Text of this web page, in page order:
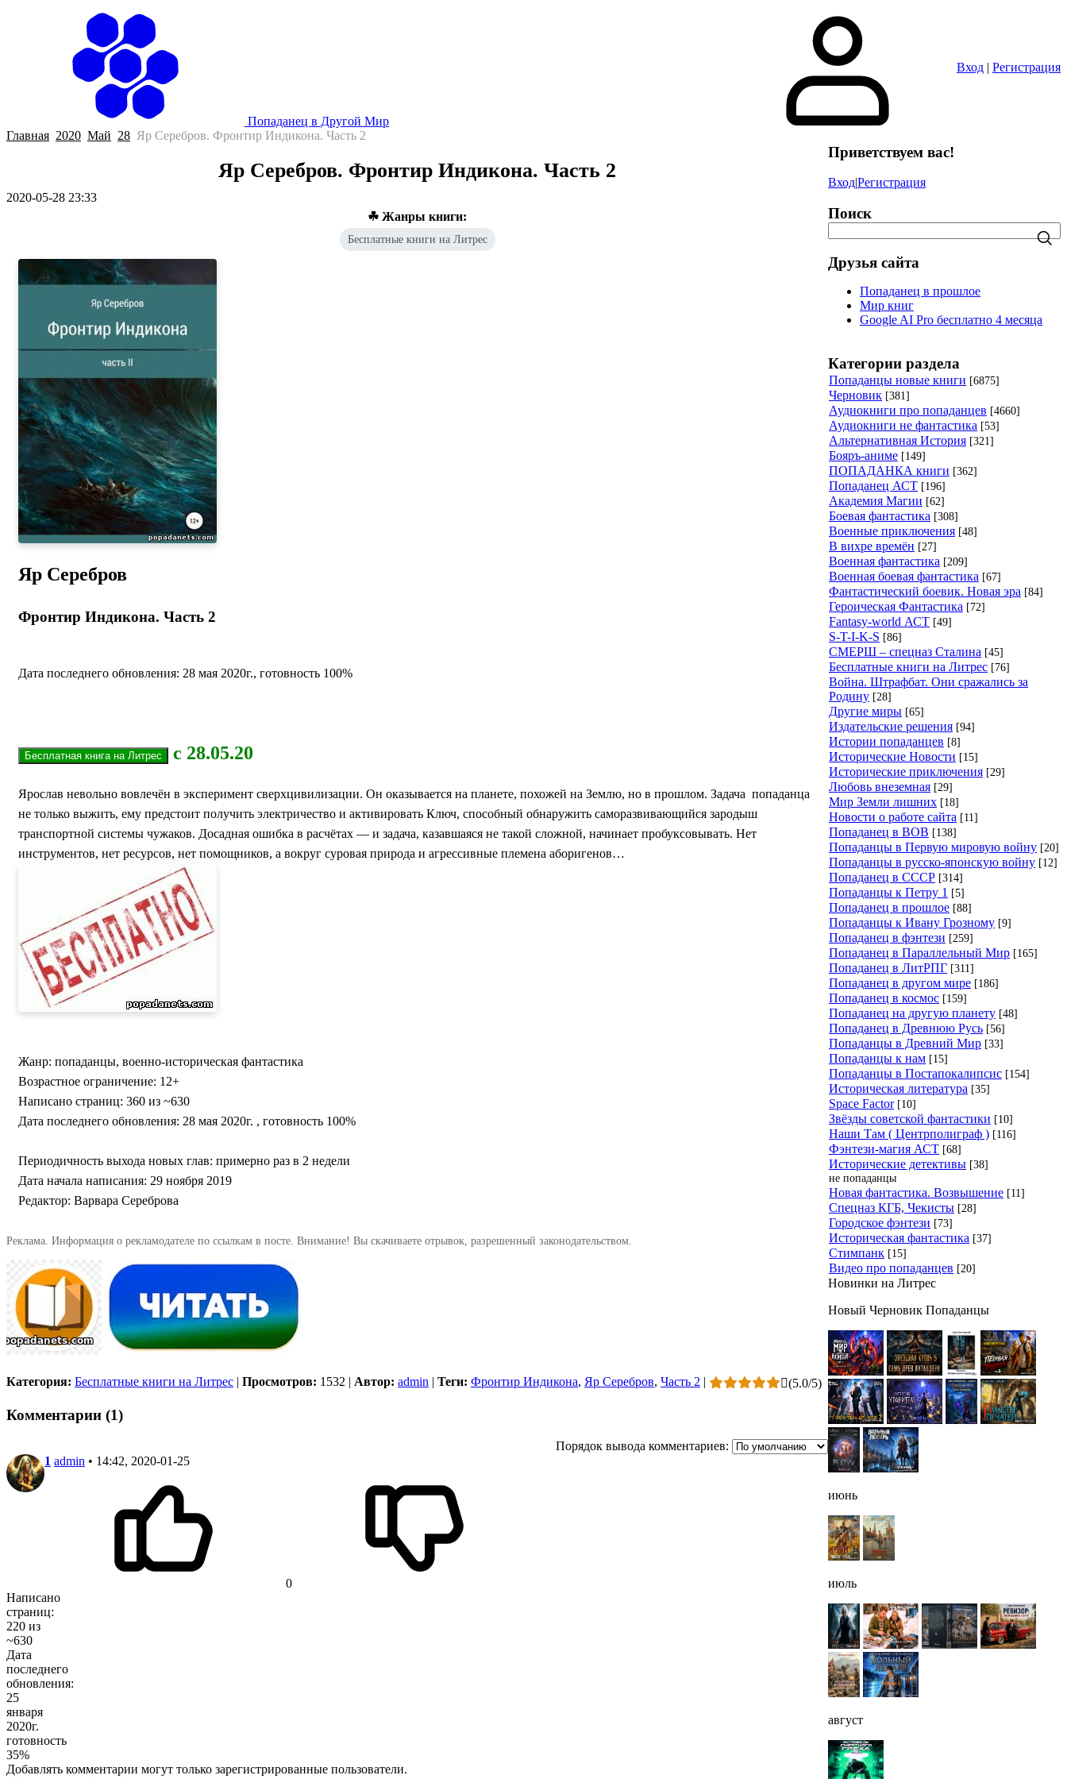
Попаданец в Другой Мир
Вход | Регистрация
Главная 2020 Май 28 Яр Серебров. Фронтир Индикона. Часть 2
Яр Серебров. Фронтир Индикона. Часть 2
2020-05-28 23:33
☘ Жанры книги:
Бесплатные книги на Литрес
Яр Серебров
Фронтир Индикона. Часть 2
Дата последнего обновления: 28 мая 2020г., готовность 100%
с 28.05.20
Ярослав невольно вовлечён в эксперимент сверхцивилизации. Он оказывается на планете, похожей на Землю, но в прошлом. Задача попаданца
не только выжить, ему предстоит получить электричество и активировать Ключ, способный обнаружить саморазвивающийся зародыш
транспортной системы чужаков. Досадная ошибка в расчётах — и задача, казавшаяся не такой сложной, начинает пробуксовывать. Нет
инструментов, нет ресурсов, нет помощников, а вокруг суровая природа и агрессивные племена аборигенов…
Жанр: попаданцы, военно-историческая фантастика
Возрастное ограничение: 12+
Написано страниц: 360 из ~630
Дата последнего обновления: 28 мая 2020г. , готовность 100%
Периодичность выхода новых глав: примерно раз в 2 недели
Дата начала написания: 29 ноября 2019
Редактор: Варвара Сереброва
Реклама. Информация о рекламодателе по ссылкам в посте. Внимание! Вы скачиваете отрывок, разрешенный законодательством.
Категория: Бесплатные книги на Литрес | Просмотров: 1532 | Автор: admin | Теги: Фронтир Индикона, Яр Серебров, Часть 2 | (5.0/5)
Комментарии (1)
Порядок вывода комментариев:
1 admin • 14:42, 2020-01-25
0
Написано
страниц:
220 из
~630
Дата
последнего
обновления:
25
января
2020г.
готовность
35%
Добавлять комментарии могут только зарегистрированные пользователи.
Приветствуем вас!
Вход|Регистрация
Поиск
Друзья сайта
Попаданец в прошлое
Мир книг
Google AI Pro бесплатно 4 месяца
Категории раздела
Попаданцы новые книги [6875]
Черновик [381]
Аудиокниги про попаданцев [4660]
Аудиокниги не фантастика [53]
Альтернативная История [321]
Бояръ-аниме [149]
ПОПАДАНКА книги [362]
Попаданец АСТ [196]
Академия Магии [62]
Боевая фантастика [308]
Военные приключения [48]
В вихре времён [27]
Военная фантастика [209]
Военная боевая фантастика [67]
Фантастический боевик. Новая эра [84]
Героическая Фантастика [72]
Fantasy-world АСТ [49]
S-T-I-K-S [86]
СМЕРШ – спецназ Сталина [45]
Бесплатные книги на Литрес [76]
Война. Штрафбат. Они сражались за
Родину [28]
Другие миры [65]
Издательские решения [94]
Истории попаданцев [8]
Исторические Новости [15]
Исторические приключения [29]
Любовь внеземная [29]
Мир Земли лишних [18]
Новости о работе сайта [11]
Попаданец в ВОВ [138]
Попаданцы в Первую мировую войну [20]
Попаданцы в русско-японскую войну [12]
Попаданец в СССР [314]
Попаданцы к Петру 1 [5]
Попаданец в прошлое [88]
Попаданцы к Ивану Грозному [9]
Попаданец в фэнтези [259]
Попаданец в Параллельный Мир [165]
Попаданец в ЛитРПГ [311]
Попаданец в другом мире [186]
Попаданец в космос [159]
Попаданец на другую планету [48]
Попаданец в Древнюю Русь [56]
Попаданцы в Древний Мир [33]
Попаданцы к нам [15]
Попаданцы в Постапокалипсис [154]
Историческая литература [35]
Space Factor [10]
Звёзды советской фантастики [10]
Наши Там ( Центрполиграф ) [116]
Фэнтези-магия АСТ [68]
Исторические детективы [38]
не попаданцы
Новая фантастика. Возвышение [11]
Спецназ КГБ, Чекисты [28]
Городское фэнтези [73]
Историческая фантастика [37]
Стимпанк [15]
Видео про попаданцев [20]
Новинки на Литрес
Новый Черновик Попаданцы
июнь
июль
август